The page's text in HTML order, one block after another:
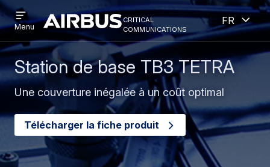
Aller
au
contenu
principal
Skip
to
search
Criticalcommunications
critical
communications
Open
menu
Menu
Ouvert
French
Station de base TB3 TETRA
Une couverture inégalée à un coût optimal
Télécharger la fiche produit